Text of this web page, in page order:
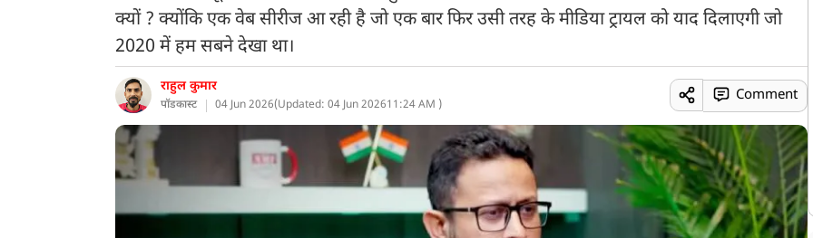
क्यों ? क्योंकि एक वेब सीरीज आ रही है जो एक बार फिर उसी तरह के मीडिया ट्रायल को याद दिलाएगी जो
2020 में हम सबने देखा था।
राहुल कुमार
पॉडकास्ट 04 Jun 2026(Updated: 04 Jun 202611:24 AM )
Comment